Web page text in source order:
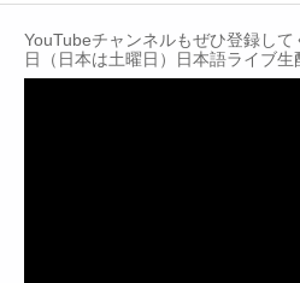
YouTubeチャンネルもぜひ登録し
日（日本は土曜日）日本語ライブ生